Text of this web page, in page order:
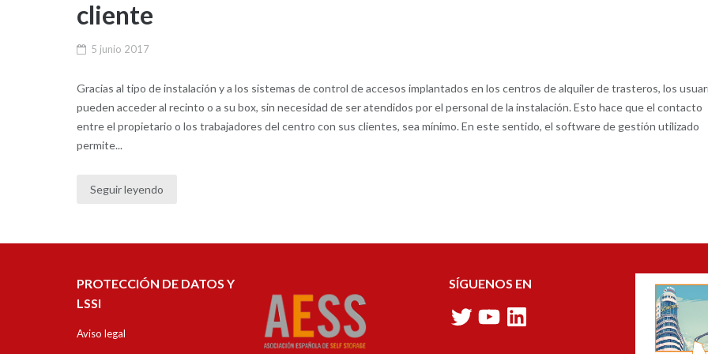
cliente
5 junio 2017
Gracias al tipo de instalación y a los sistemas de control de accesos implantados en los centros de alquiler de trasteros, los
pueden acceder al recinto o a su box, sin necesidad de ser atendidos por el personal de la instalación. Esto hace que el contacto
entre el propietario o los trabajadores del centro con sus clientes, sea mínimo. En este sentido, el software de gestión utilizado
permite...
Seguir leyendo
PROTECCIÓN DE DATOS Y
LSSI
Aviso legal
SÍGUENOS EN
TwitterYouTubeLinkedIn